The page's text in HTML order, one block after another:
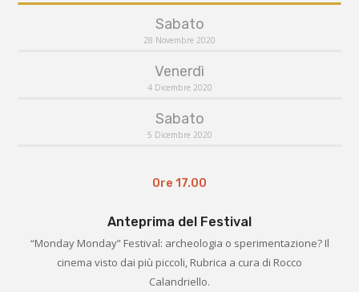
Sabato
28 Novembre 2020
Venerdì
4 Dicembre 2020
Sabato
5 Dicembre 2020
Ore 17.00
Anteprima del Festival
“Monday Monday” Festival: archeologia o sperimentazione? Il
cinema visto dai più piccoli, Rubrica a cura di Rocco
Calandriello.